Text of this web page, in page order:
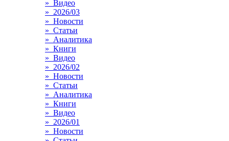
» Видео
» 2026/03
» Новости
» Статьи
» Аналитика
» Книги
» Видео
» 2026/02
» Новости
» Статьи
» Аналитика
» Книги
» Видео
» 2026/01
» Новости